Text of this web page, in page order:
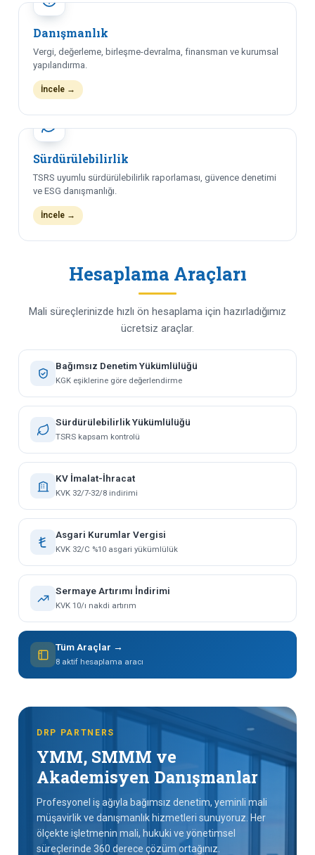
Danışmanlık
Vergi, değerleme, birleşme-devralma, finansman ve kurumsal
yapılandırma.
İncele →
Sürdürülebilirlik
TSRS uyumlu sürdürülebilirlik raporlaması, güvence denetimi
ve ESG danışmanlığı.
İncele →
Hesaplama Araçları
Mali süreçlerinizde hızlı ön hesaplama için hazırladığımız
ücretsiz araçlar.
Bağımsız Denetim Yükümlülüğü
KGK eşiklerine göre değerlendirme
Sürdürülebilirlik Yükümlülüğü
TSRS kapsam kontrolü
KV İmalat-İhracat
KVK 32/7-32/8 indirimi
Asgari Kurumlar Vergisi
KVK 32/C %10 asgari yükümlülük
Sermaye Artırımı İndirimi
KVK 10/ı nakdi artırım
Tüm Araçlar →
8 aktif hesaplama aracı
DRP PARTNERS
YMM, SMMM ve
Akademisyen Danışmanlar
Profesyonel iş ağıyla bağımsız denetim, yeminli mali
müşavirlik ve danışmanlık hizmetleri sunuyoruz. Her
ölçekte işletmenin mali, hukuki ve yönetimsel
süreçlerinde 360 derece çözüm ortağınız.